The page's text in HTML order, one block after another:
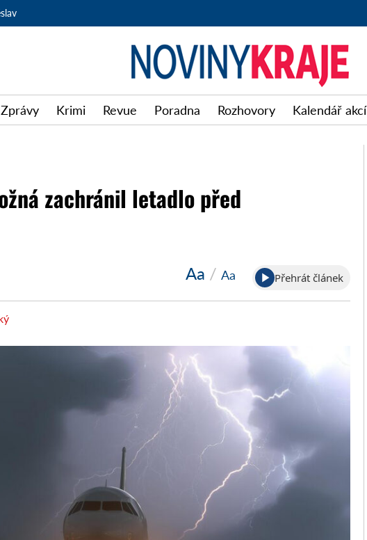
Noviny
kraje
Zprávy Krimi Revue Poradna Rozhovory Kalendář akcí
zachránil letadlo před
Aa / Aa Přehrát článek